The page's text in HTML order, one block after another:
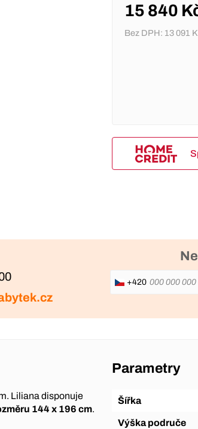
15 840
Bez DPH: 13 091
+420
Liliana disponuje
144 x 196 cm.
Parametry
Šířka
Výška područe